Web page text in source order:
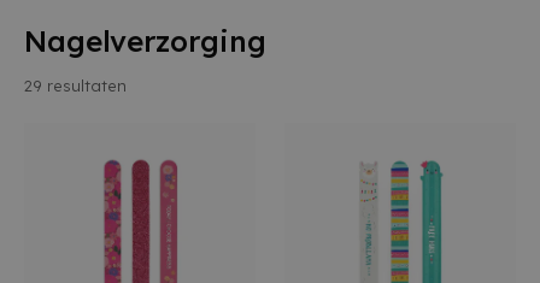
Nagelverzorging
29 resultaten